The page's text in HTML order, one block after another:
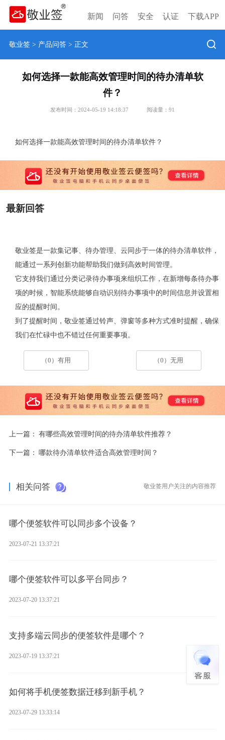
新闻 问答 安全 认证 下载APP
敬业签> 产品问答> 正文
如何选择一款能高效管理时间的待办清单软
件？
发布时间：2024-05-19 14:18:37 阅读量： 91
如何选择一款能高效管理时间的待办清单软件？
最新回答
敬业签是一款集记事、待办管理、云同步于一体的待办清单软件，
能通过一系列创新功能帮助我们做到高效时间管理。
它支持我们通过分类记录待办事项来组织工作，在新增每条待办事
项的时候，智能系统能够自动识别待办事项中的时间信息并设置相
应的提醒时间。
到了提醒时间，敬业签通过铃声、弹窗等多种方式准时提醒，确保
我们在忙碌中也不错过任何重要事项。
（0）有用 （0）无用
上一篇： 有哪些高效管理时间的待办清单软件推荐？
下一篇： 哪款待办清单软件适合高效管理时间？
相关问答 敬业签用户关注的内容推荐
哪个便签软件可以同步多个设备？
2023-07-21 13:37:21
哪个便签软件可以多平台同步？
2023-07-20 13:37:21
支持多端云同步的便签软件是哪个？
2023-07-19 13:37:21
如何将手机便签数据迁移到新手机？
2023-07-29 13:33:14